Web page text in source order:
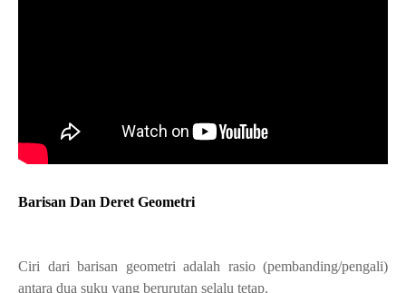
Barisan Dan Deret Geometri
Ciri dari barisan geometri adalah rasio (pembanding/pengali)
antara dua suku yang berurutan selalu tetap.